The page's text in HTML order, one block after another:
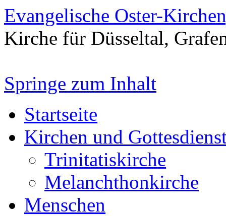
Evangelische Oster-
Kirche für Düsseltal,
Springe zum Inhalt
Startseite
Kirchen und
Trinitatiskirche
Melanchthonkirche
Menschen